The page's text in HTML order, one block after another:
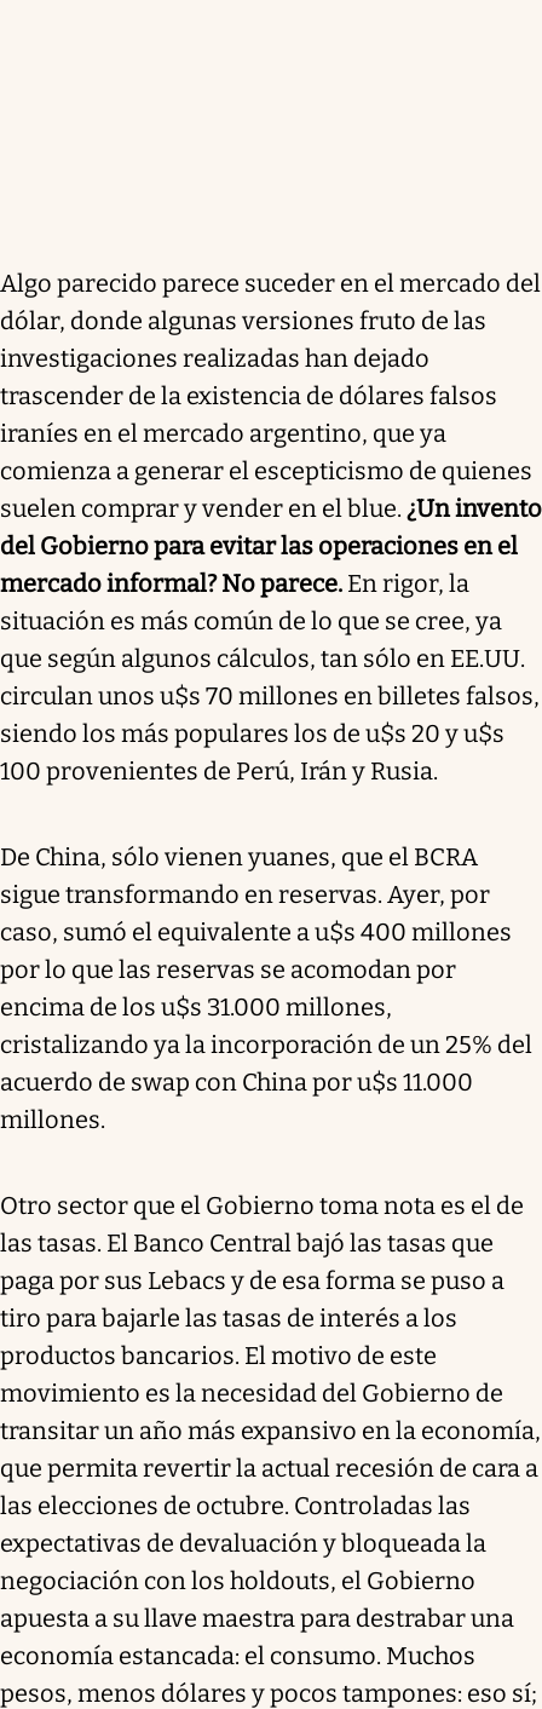
Algo parecido parece suceder en el mercado del
dólar, donde algunas versiones fruto de las
investigaciones realizadas han dejado
trascender de la existencia de dólares falsos
iraníes en el mercado argentino, que ya
comienza a generar el escepticismo de quienes
suelen comprar y vender en el blue. ¿Un invento
del Gobierno para evitar las operaciones en el
mercado informal? No parece. En rigor, la
situación es más común de lo que se cree, ya
que según algunos cálculos, tan sólo en EE.UU.
circulan unos u$s 70 millones en billetes falsos,
siendo los más populares los de u$s 20 y u$s
100 provenientes de Perú, Irán y Rusia.
De China, sólo vienen yuanes, que el BCRA
sigue transformando en reservas. Ayer, por
caso, sumó el equivalente a u$s 400 millones
por lo que las reservas se acomodan por
encima de los u$s 31.000 millones,
cristalizando ya la incorporación de un 25% del
acuerdo de swap con China por u$s 11.000
millones.
Otro sector que el Gobierno toma nota es el de
las tasas. El Banco Central bajó las tasas que
paga por sus Lebacs y de esa forma se puso a
tiro para bajarle las tasas de interés a los
productos bancarios. El motivo de este
movimiento es la necesidad del Gobierno de
transitar un año más expansivo en la economía,
que permita revertir la actual recesión de cara a
las elecciones de octubre. Controladas las
expectativas de devaluación y bloqueada la
negociación con los holdouts, el Gobierno
apuesta a su llave maestra para destrabar una
economía estancada: el consumo. Muchos
pesos, menos dólares y pocos tampones: eso sí;